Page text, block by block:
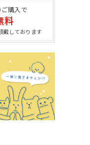
購入で
料
戴しております